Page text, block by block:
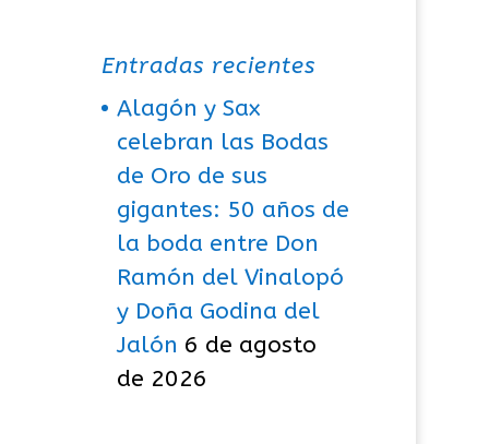
Entradas recientes
Alagón y Sax
celebran las Bodas
de Oro de sus
gigantes: 50 años de
la boda entre Don
Ramón del Vinalopó
y Doña Godina del
Jalón 6 de agosto
de 2026